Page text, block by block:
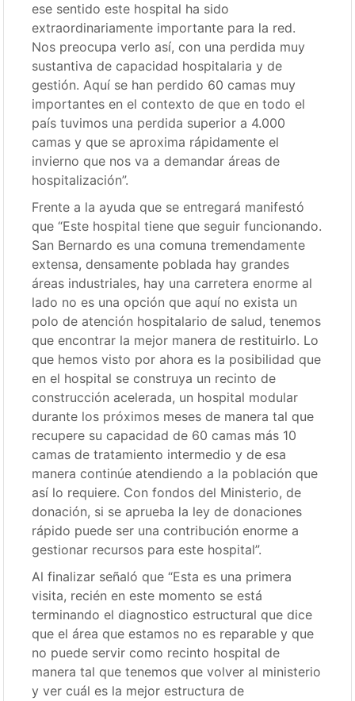
ese sentido este hospital ha sido
extraordinariamente importante para la red.
Nos preocupa verlo así, con una perdida muy
sustantiva de capacidad hospitalaria y de
gestión. Aquí se han perdido 60 camas muy
importantes en el contexto de que en todo el
país tuvimos una perdida superior a 4.000
camas y que se aproxima rápidamente el
invierno que nos va a demandar áreas de
hospitalización”.
Frente a la ayuda que se entregará manifestó
que “Este hospital tiene que seguir funcionando.
San Bernardo es una comuna tremendamente
extensa, densamente poblada hay grandes
áreas industriales, hay una carretera enorme al
lado no es una opción que aquí no exista un
polo de atención hospitalario de salud, tenemos
que encontrar la mejor manera de restituirlo. Lo
que hemos visto por ahora es la posibilidad que
en el hospital se construya un recinto de
construcción acelerada, un hospital modular
durante los próximos meses de manera tal que
recupere su capacidad de 60 camas más 10
camas de tratamiento intermedio y de esa
manera continúe atendiendo a la población que
así lo requiere. Con fondos del Ministerio, de
donación, si se aprueba la ley de donaciones
rápido puede ser una contribución enorme a
gestionar recursos para este hospital”.
Al finalizar señaló que “Esta es una primera
visita, recién en este momento se está
terminando el diagnostico estructural que dice
que el área que estamos no es reparable y que
no puede servir como recinto hospital de
manera tal que tenemos que volver al ministerio
y ver cuál es la mejor estructura de